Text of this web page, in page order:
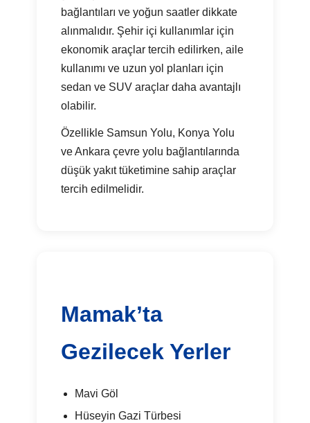
bağlantıları ve yoğun saatler dikkate
alınmalıdır. Şehir içi kullanımlar için
ekonomik araçlar tercih edilirken, aile
kullanımı ve uzun yol planları için
sedan ve SUV araçlar daha avantajlı
olabilir.
Özellikle Samsun Yolu, Konya Yolu
ve Ankara çevre yolu bağlantılarında
düşük yakıt tüketimine sahip araçlar
tercih edilmelidir.
Mamak’ta
Gezilecek Yerler
Mavi Göl
Hüseyin Gazi Türbesi